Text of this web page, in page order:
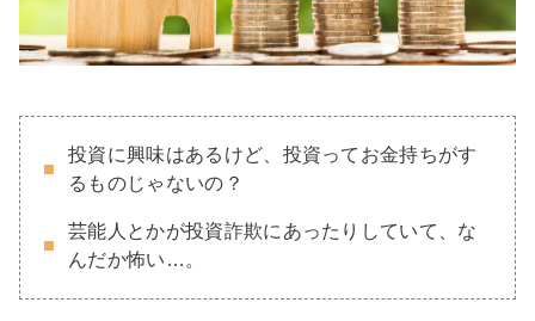
投資に興味はあるけど、投資ってお金持ちがす
るものじゃないの？
芸能人とかが投資詐欺にあったりしていて、な
んだか怖い…。